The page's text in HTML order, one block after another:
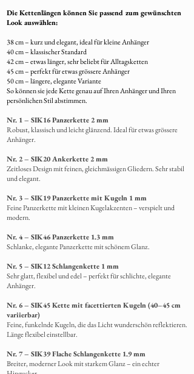
Die Kettenlängen können Sie passend zum gewünschten
Look auswählen:
38 cm – kurz und elegant, ideal für kleine Anhänger
40 cm – klassischer Standard
42 cm – etwas länger, sehr beliebt für Alltagsketten
45 cm – perfekt für etwas grössere Anhänger
50 cm – längere, elegante Variante
So können sie jede Kette genau auf Ihren Anhänger und Ihren
persönlichen Stil abstimmen.
Nr. 1 – SIK16 Panzerkette 2 mm
Robust, klassisch und leicht glänzend. Ideal für etwas grössere
Anhänger.
Nr. 2 – SIK20 Ankerkette 2 mm
Zeitloses Design mit feinen, gleichmässigen Gliedern. Sehr stabil
und elegant.
Nr. 3 – SIK19 Panzerkette mit Kugeln 1 mm
Feine Panzerkette mit kleinen Kugelakzenten – verspielt und
modern.
Nr. 4 – SIK46 Panzerkette 1.3 mm
Schlanke,elegante Panzerkette mit schönem Glanz.
Nr. 5 – SIK12 Schlangenkette 1 mm
Sehr glatt, flexibel und edel – perfekt für schlichte, elegante
Anhänger.
Nr. 6 – SIK45 Kette mit facettierten Kugeln (40–45 cm
variierbar)
Feine, funkelnde Kugeln, die das Licht wunderschön reflektieren.
Länge flexibel einstellbar.
Nr. 7 – SIK39 Flache Schlangenkette 1.9 mm
Breiter, moderner Look mit starkem Glanz – ein echter